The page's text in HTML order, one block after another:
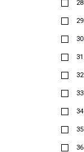
28
29
30
31
32
33
34
35
36